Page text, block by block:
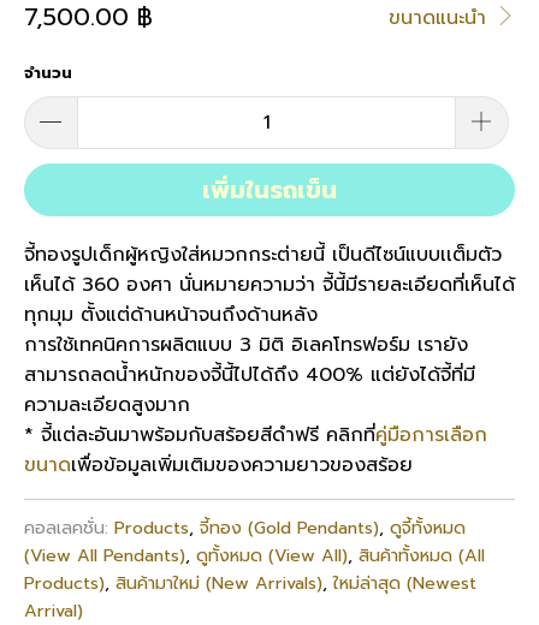
ขนาดแนะนำ
7,500.00 ฿
จำนวน
เพิ่มในรถเข็น
จี้ทองรูปเด็กผู้หญิงใส่หมวกกระต่ายนี้ เป็นดีไซน์แบบเเต็มตัว
เห็นได้ 360 องศา นั่นหมายความว่า จี้นี้มีรายละเอียดที่เห็นได้
ทุกมุม ตั้งแต่ด้านหน้าจนถึงด้านหลัง
การใช้เทคนิคการผลิตแบบ 3 มิติ อิเลคโทรฟอร์ม เรายัง
สามารถลดน้ำหนักของจี้นี้ไปได้ถึง 400% แต่ยังได้จี้ที่มี
ความละเอียดสูงมาก
* จี้แต่ละอันมาพร้อมกับสร้อยสีดำฟรี คลิกที่คู่มือการเลือก
ขนาดเพื่อข้อมูลเพิ่มเติมของความยาวของสร้อย
คอลเลคชั่น: Products, จี้ทอง (Gold Pendants), ดูจี้ทั้งหมด
(View All Pendants), ดูทั้งหมด (View All), สินค้าทั้งหมด (All
Products), สินค้ามาใหม่ (New Arrivals),ใหม่ล่าสุด (Newest
Arrival)